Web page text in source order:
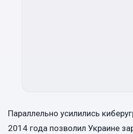
Параллельно усилились
2014 года позволил Украине